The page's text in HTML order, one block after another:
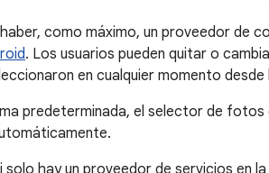
como máximo, un proveedor de
. Los usuarios pueden quitar o
en cualquier momento
predeterminada, el selector de fotos
solo hay un proveedor de servicios en